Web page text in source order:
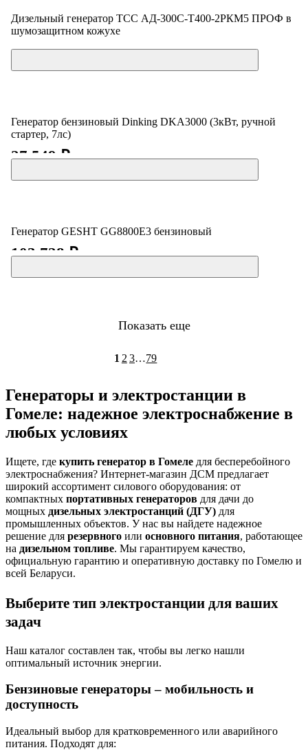
Дизельный генератор ТСС АД-300С-Т400-2РКМ5 ПРОФ в
шумозащитном кожухе
Цена по запросу
Генератор бензиновый Dinking DKA3000 (3кВт, ручной
стартер, 7лс)
27 549 ₽
Генератор GESHT GG8800E3 бензиновый
103 728 ₽
Показать еще
1 2 3…79
Генераторы и электростанции в
Гомеле: надежное электроснабжение в
любых условиях
Ищете, где купить генератор в Гомеле для бесперебойного
электроснабжения? Интернет-магазин ДСМ предлагает
широкий ассортимент силового оборудования: от
компактных портативных генераторов для дачи до
мощных дизельных электростанций (ДГУ) для
промышленных объектов. У нас вы найдете надежное
решение для резервного или основного питания, работающее
на дизельном топливе. Мы гарантируем качество,
официальную гарантию и оперативную доставку по Гомелю и
всей Беларуси.
Выберите тип электростанции для ваших
задач
Наш каталог составлен так, чтобы вы легко нашли
оптимальный источник энергии.
Бензиновые генераторы – мобильность и
доступность
Идеальный выбор для кратковременного или аварийного
питания. Подходят для: